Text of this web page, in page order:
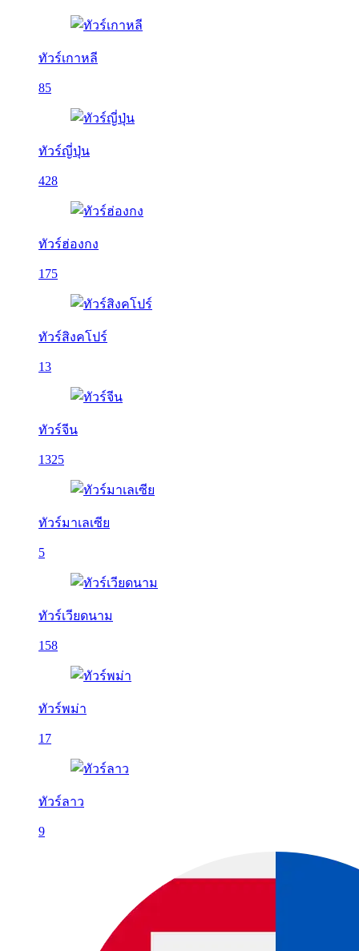
ทัวร์เกาหลี
85
ทัวร์ญี่ปุ่น
428
ทัวร์ฮ่องกง
175
ทัวร์สิงคโปร์
13
ทัวร์จีน
1325
ทัวร์มาเลเซีย
5
ทัวร์เวียดนาม
158
ทัวร์พม่า
17
ทัวร์ลาว
9